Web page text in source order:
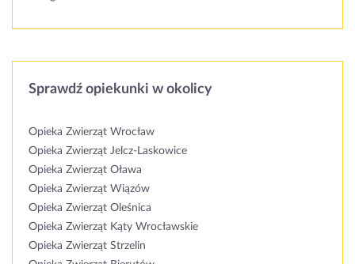
Sprawdź opiekunki w okolicy
Opieka Zwierząt Wrocław
Opieka Zwierząt Jelcz-Laskowice
Opieka Zwierząt Oława
Opieka Zwierząt Wiązów
Opieka Zwierząt Oleśnica
Opieka Zwierząt Kąty Wrocławskie
Opieka Zwierząt Strzelin